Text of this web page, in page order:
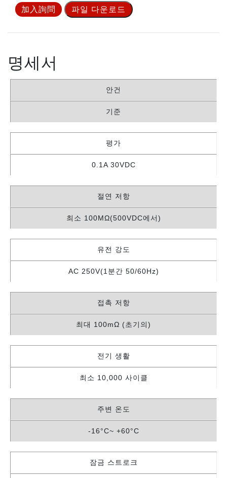
加入詢問 파일 다운로드
명세서
안건
기준
평가
0.1A 30VDC
절연 저항
최소 100MΩ(500VDC에서)
유전 강도
AC 250V(1분간 50/60Hz)
접촉 저항
최대 100mΩ (초기의)
전기 생활
최소 10,000 사이클
주변 온도
-16°C~ +60°C
잠금 스트로크